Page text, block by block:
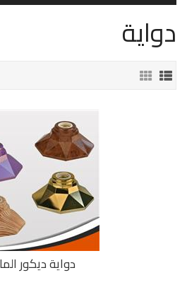
دواية
دواية ديكور